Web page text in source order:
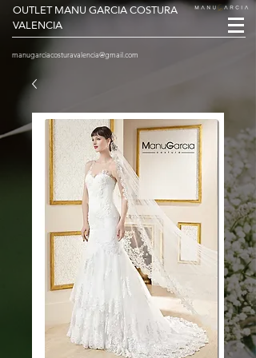
OUTLET MANU GARCIA COSTURA
VALENCIA
manugarciacosturavalencia@gmail.com